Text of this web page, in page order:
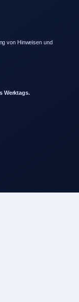
von Hinweisen und
Werktags.